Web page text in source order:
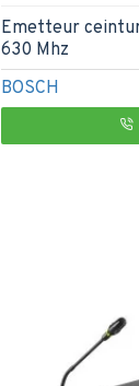
BOSCH
Emetteur
630 Mhz